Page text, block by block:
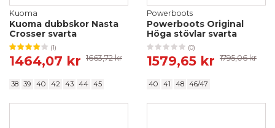
Kuoma
Kuoma dubbskor Nasta
Crosser svarta
(1)
1464,07 kr 1663,72 kr
38 39 40 42 43 44 45
Powerboots
Powerboots Original
Höga stövlar svarta
(0)
1579,65 kr 1795,06 kr
40 41 48 46/47